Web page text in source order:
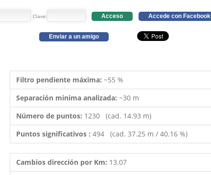
Clave: Acceso Accede con Facebook
Enviar a un amigo
Filtro pendiente máxima: ~55 %
Separación minima analizada: ~30 m
Número de puntos: 1230 (cad. 14.93 m)
Puntos significativos : 494 (cad. 37.25 m / 40.16 %)
Cambios dirección por Km: 13.07